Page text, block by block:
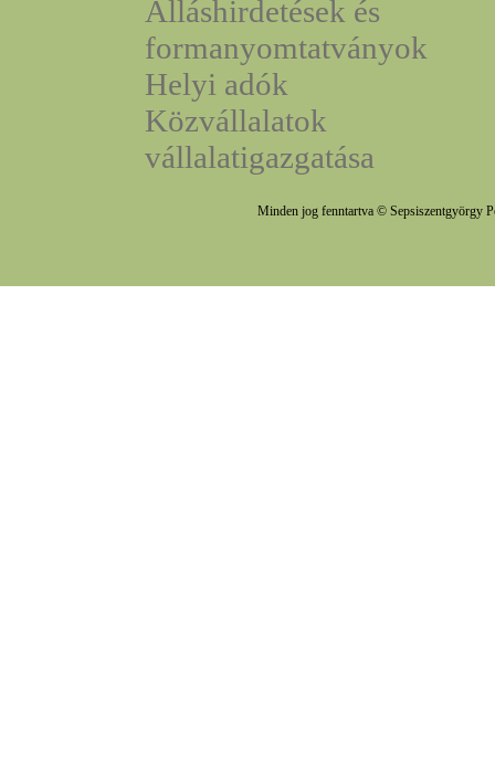
Álláshirdetések és
formanyomtatványok
Helyi adók
Közvállalatok
vállalatigazgatása
Minden jog fenntartva © Sepsiszentgyörgy